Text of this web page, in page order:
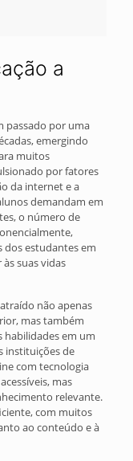
a
passado por uma
emergindo
muitos
por fatores
da internet e a
demandam em
o número de
dos estudantes em
suas vidas
não apenas
mas também
habilidades em um
instituições de
com tecnologia
mas
relevante.
com muitos
ao conteúdo e à